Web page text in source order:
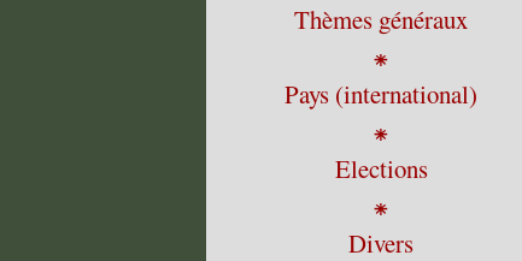
Thèmes généraux
⁕
Pays (international)
⁕
Elections
⁕
Divers